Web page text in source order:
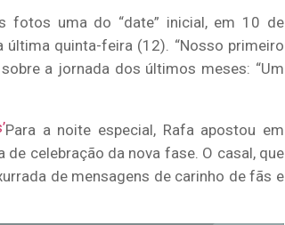
fotos uma do “date” inicial, em 10 de
quinta-feira (12). “Nosso primeiro
a jornada dos últimos meses: “Um
Para a noite especial, Rafa apostou em
celebração da nova fase. O casal, que
de mensagens de carinho de fãs e